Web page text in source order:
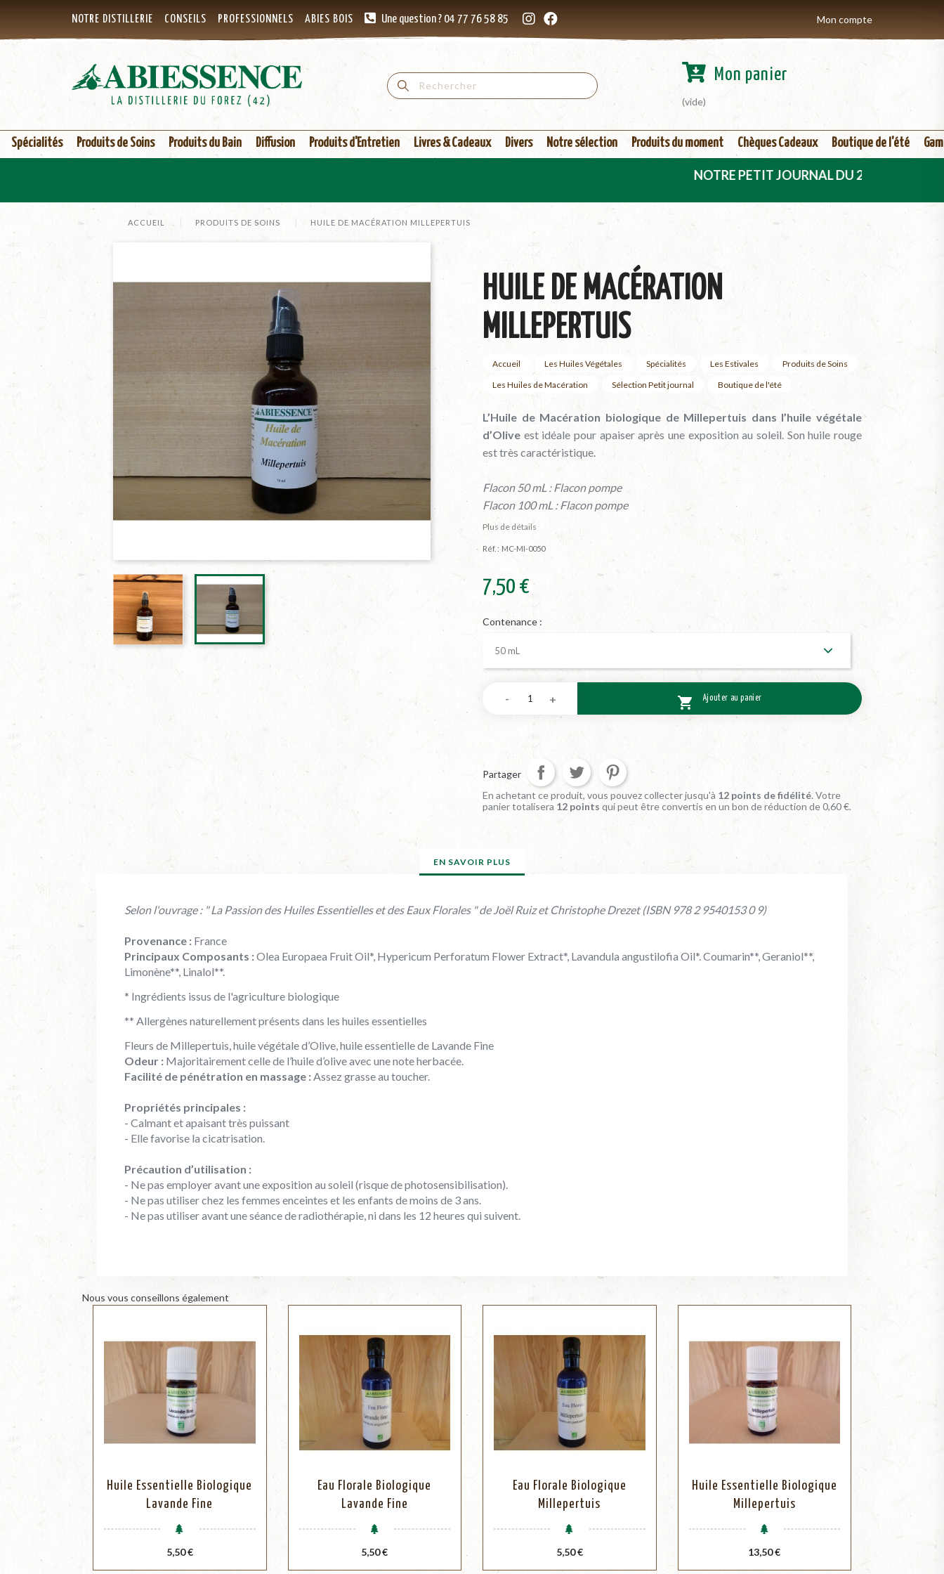
NOTRE DISTILLERIE CONSEILS PROFESSIONNELS ABIES BOIS Une question ? 04 77 76 58 85 Mon compte
Mon panier
(vide)
Spécialités Produits de Soins Produits du Bain Diffusion Produits d'Entretien Livres & Cadeaux Divers Notre sélection Produits du moment Chèques Cadeaux Boutique de l'été
NOTRE PETIT JOURNAL DU 2ème TRIMESTRE
ACCUEIL PRODUITS DE SOINS HUILE DE MACÉRATION MILLEPERTUIS
HUILE DE MACÉRATION
MILLEPERTUIS
Accueil Les Huiles Végétales Spécialités Les Estivales
Produits de Soins
Les Huiles de Macération
Sélection Petit journal Boutique de l'été
L’Huile de Macération biologique de Millepertuis dans l’huile végétale
d’Olive est idéale pour apaiser après une exposition au soleil. Son huile rouge
est très caractéristique.
Flacon 50 mL : Flacon pompe
Flacon 100 mL : Flacon pompe
Plus de détails
Réf. : MC-MI-0050
7,50 €
Contenance :
 Ajouter au panier
Partager
En achetant ce produit, vous pouvez collecter jusqu'à 12 points de fidélité. Votre
panier totalisera 12 points qui peut être convertis en un bon de réduction de0,60 €.
EN SAVOIR PLUS
Selon l'ouvrage : " La Passion des Huiles Essentielles et des Eaux Florales " de Joël Ruiz et Christophe Drezet (ISBN 978 2 9540153 0 9)
Provenance : France
Principaux Composants :Olea Europaea Fruit Oil*, Hypericum Perforatum Flower Extract*, Lavandula angustilofia Oil*. Coumarin**, Geraniol**,
Limonène**, Linalol**.
* Ingrédients issus de l'agriculture biologique
** Allergènes naturellement présents dans les huiles essentielles
Fleurs de Millepertuis, huile végétale d’Olive, huile essentielle de Lavande Fine
Odeur : Majoritairement celle de l’huile d’olive avec une note herbacée.
Facilité de pénétration en massage : Assez grasse au toucher.
Propriétés principales :
- Calmant et apaisant très puissant
- Elle favorise la cicatrisation.
Précaution d’utilisation :
- Ne pas employer avant une exposition au soleil (risque de photosensibilisation).
- Ne pas utiliser chez les femmes enceintes et les enfants de moins de 3 ans.
- Ne pas utiliser avant une séance de radiothérapie, ni dans les 12 heures qui suivent.
Nous vous conseillons également
Huile Essentielle Biologique
Lavande Fine
Prix
5,50 €
Eau Florale Biologique
Lavande Fine
Prix
5,50 €
Eau Florale Biologique
Millepertuis
Prix
5,50 €
Huile Essentielle Biologique
Millepertuis
Prix
13,50 €